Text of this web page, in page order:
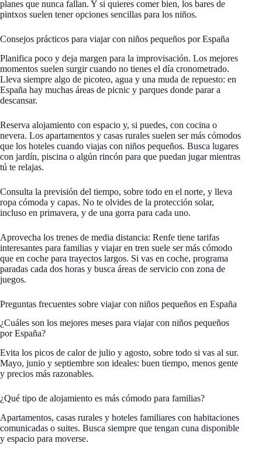
planes que nunca fallan. Y si quieres comer bien, los bares de
pintxos suelen tener opciones sencillas para los niños.
Consejos prácticos para viajar con niños pequeños por España
Planifica poco y deja margen para la improvisación. Los mejores
momentos suelen surgir cuando no tienes el día cronometrado.
Lleva siempre algo de picoteo, agua y una muda de repuesto: en
España hay muchas áreas de picnic y parques donde parar a
descansar.
Reserva alojamiento con espacio y, si puedes, con cocina o
nevera. Los apartamentos y casas rurales suelen ser más cómodos
que los hoteles cuando viajas con niños pequeños. Busca lugares
con jardín, piscina o algún rincón para que puedan jugar mientras
tú te relajas.
Consulta la previsión del tiempo, sobre todo en el norte, y lleva
ropa cómoda y capas. No te olvides de la protección solar,
incluso en primavera, y de una gorra para cada uno.
Aprovecha los trenes de media distancia: Renfe tiene tarifas
interesantes para familias y viajar en tren suele ser más cómodo
que en coche para trayectos largos. Si vas en coche, programa
paradas cada dos horas y busca áreas de servicio con zona de
juegos.
Preguntas frecuentes sobre viajar con niños pequeños en España
¿Cuáles son los mejores meses para viajar con niños pequeños
por España?
Evita los picos de calor de julio y agosto, sobre todo si vas al sur.
Mayo, junio y septiembre son ideales: buen tiempo, menos gente
y precios más razonables.
¿Qué tipo de alojamiento es más cómodo para familias?
Apartamentos, casas rurales y hoteles familiares con habitaciones
comunicadas o suites. Busca siempre que tengan cuna disponible
y espacio para moverse.